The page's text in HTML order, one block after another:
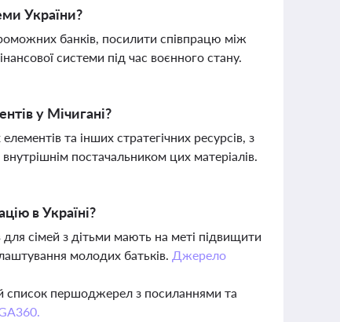
України?
банків, посилити співпрацю між
системи під час воєнного стану.
у Мічигані?
та інших стратегічних ресурсів, з
постачальником цих матеріалів.
в Україні?
сімей з дітьми мають на меті підвищити
молодих батьків. Джерело
список першоджерел з посиланнями та